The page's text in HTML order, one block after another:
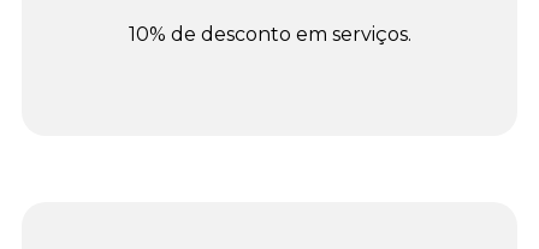
10% de desconto em serviços.